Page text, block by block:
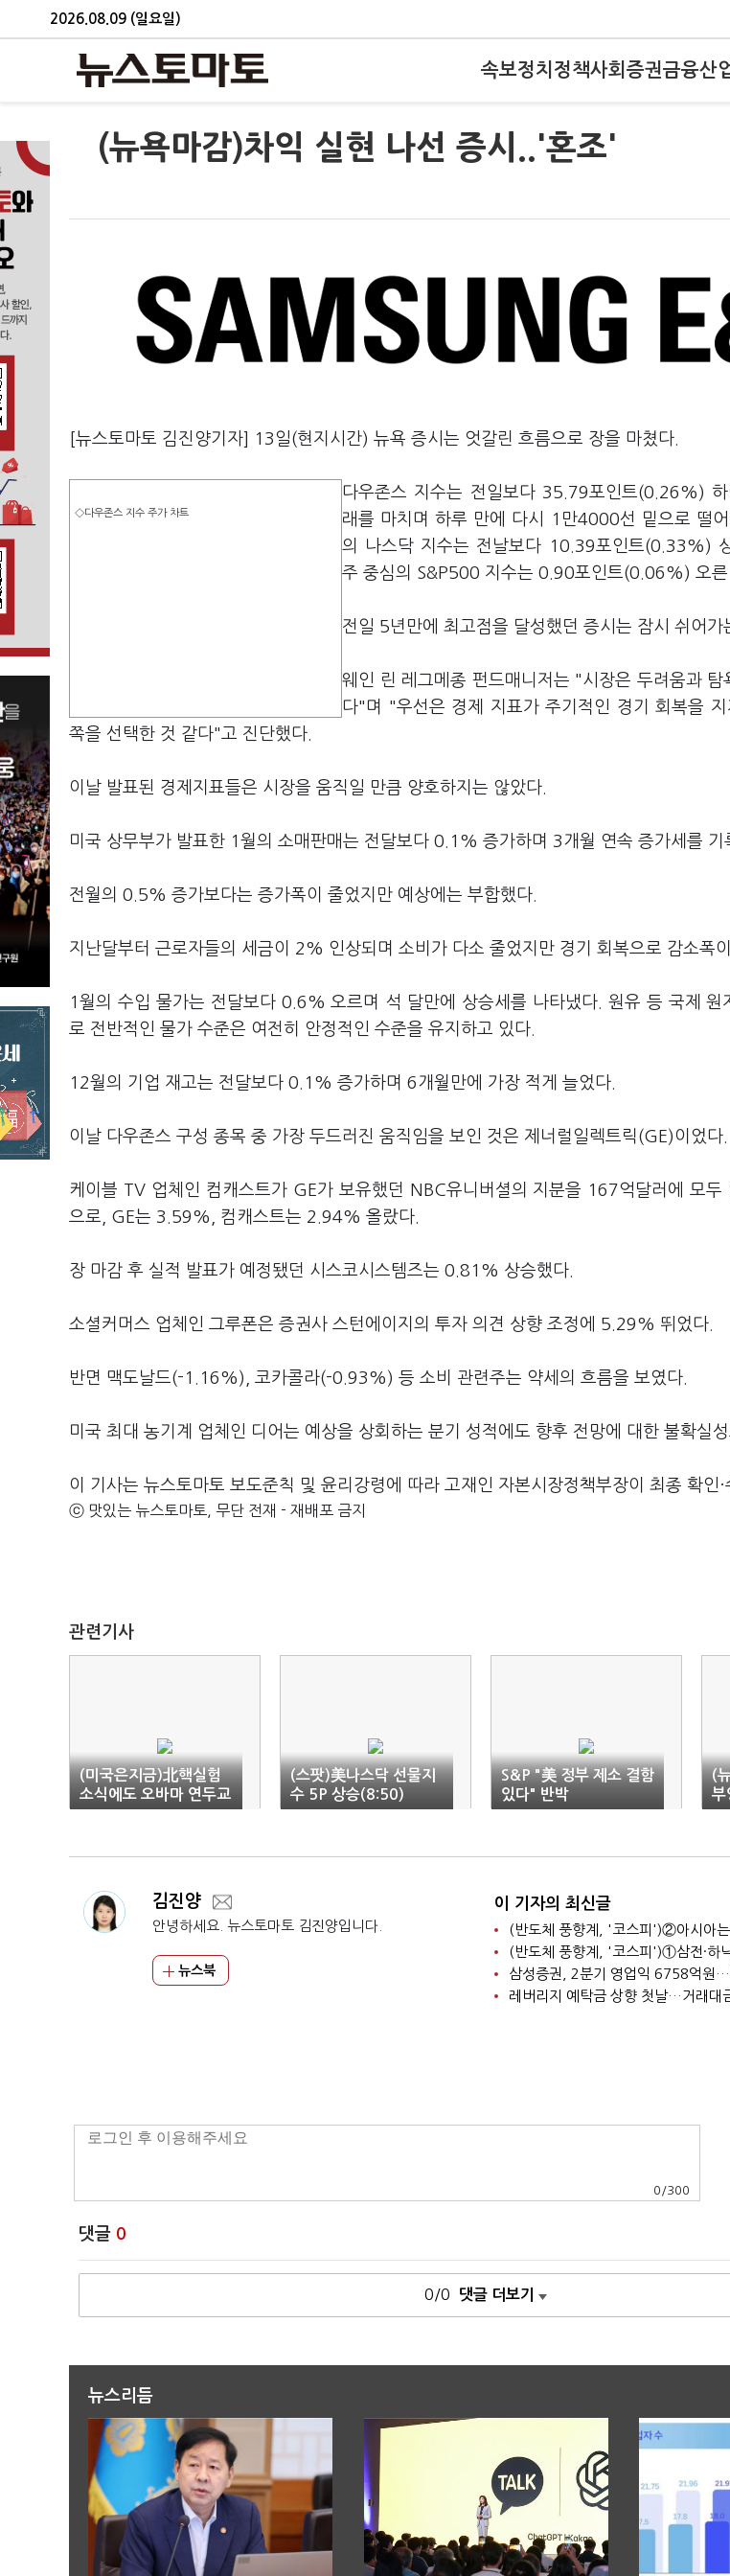
2026.08.09 (일요일)
속보정치 정책사회 증권금융산
(뉴욕마감)차익 실현 나선 증시..'혼조'
[뉴스토마토 김진양기자] 13일(현지시간) 뉴욕 증시는 엇갈린 흐름으로 장을 마쳤다.
◇다우존스 지수 주가 차트
다우존스 지수는 전일보다 35.79포인트(0.26%)
래를 마치며 하루 만에 다시 1만4000선 밑으로 떨
의 나스닥 지수는 전날보다 10.39포인트(0.33%)
주 중심의 S&P500 지수는 0.90포인트(0.06%) 오
전일 5년만에 최고점을 달성했던 증시는 잠시 쉬어가
웨인 린 레그메종 펀드매니저는 "시장은 두려움과 탐
다"며 "우선은 경제 지표가 주기적인 경기 회복을
쪽을 선택한 것 같다"고 진단했다.
이날 발표된 경제지표들은 시장을 움직일 만큼 양호하지는 않았다.
미국 상무부가 발표한 1월의 소매판매는 전달보다 0.1% 증가하며 3개월 연속 증가세를 기
전월의 0.5% 증가보다는 증가폭이 줄었지만 예상에는 부합했다.
지난달부터 근로자들의 세금이 2% 인상되며 소비가 다소 줄었지만 경기 회복으로 감소폭
1월의 수입 물가는 전달보다 0.6% 오르며 석 달만에 상승세를 나타냈다. 원유 등 국제 원
로 전반적인 물가 수준은 여전히 안정적인 수준을 유지하고 있다.
12월의 기업 재고는 전달보다 0.1% 증가하며 6개월만에 가장 적게 늘었다.
이날 다우존스 구성 종목 중 가장 두드러진 움직임을 보인 것은 제너럴일렉트릭(GE)이었다.
케이블 TV 업체인 컴캐스트가 GE가 보유했던 NBC유니버셜의 지분을 167억달러에 모두
으로, GE는 3.59%, 컴캐스트는 2.94% 올랐다.
장 마감 후 실적 발표가 예정됐던 시스코시스템즈는 0.81% 상승했다.
소셜커머스 업체인 그루폰은 증권사 스턴에이지의 투자 의견 상향 조정에 5.29% 뛰었다.
반면 맥도날드(-1.16%), 코카콜라(-0.93%) 등 소비 관련주는 약세의 흐름을 보였다.
미국 최대 농기계 업체인 디어는 예상을 상회하는 분기 성적에도 향후 전망에 대한 불확실
이 기사는 뉴스토마토 보도준칙 및 윤리강령에 따라 고재인 자본시장정책부장이 최종 확인·
ⓒ 맛있는 뉴스토마토, 무단 전재 - 재배포 금지
관련기사
(미국은지금)北핵실험
소식에도 오바마 연두교
서 기대감·금융업종 상
(스팟)美나스닥 선물지
수 5P 상승(8:50)
S&P "美 정부 제소 결함
있다" 반박
(
부
승'
김진양
안녕하세요. 뉴스토마토 김진양입니다.
뉴스북
이 기자의 최신글
삼성증권, 2분기 영업익 6758억원…
레버리지 예탁금 상향 첫날…거래대
0 /300
댓글 0
0/0 댓글 더보기
뉴스리듬